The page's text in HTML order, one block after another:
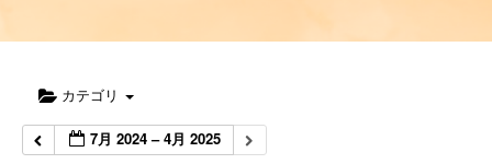
カテゴリ
7月 2024 – 4月 2025